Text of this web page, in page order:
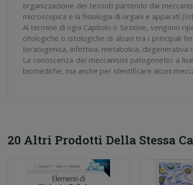
organizzazione dei tessuti partendo dai
microscopica e la fisiologia di organi e apparati
Al termine di ogni Capitolo o Sezione, vengono
citologiche o istologiche di alcuni tra i principali
teratogenica, infettiva, metabolica, degenerativa
La conoscenza dei meccanismi patogenetici a
biomediche, ma anche per identificare alcuni
20 Altri Prodotti Della Stessa